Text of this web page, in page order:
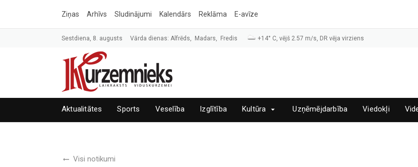
Ziņas Arhīvs Sludinājumi Kalendārs Reklāma E-avīze
Sestdiena, 8. augusts Vārda dienas: Alfrēds, Madars, Fredis +14° C, vējš 2.57 m/s, DR vēja virziens
Aktualitātes Sports Veselība Izglītība Kultūra Uzņēmējdarbība Viedokļi
Visi notikumi